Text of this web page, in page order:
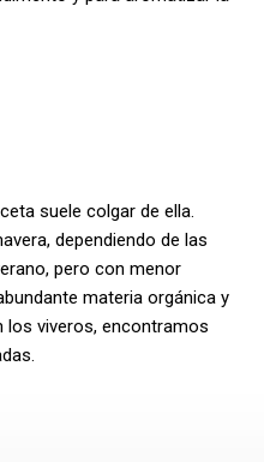
suele colgar de ella.
dependiendo de las
pero con menor
materia orgánica y
los viveros, encontramos